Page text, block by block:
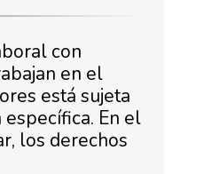
con
en el
está sujeta
En el
los derechos